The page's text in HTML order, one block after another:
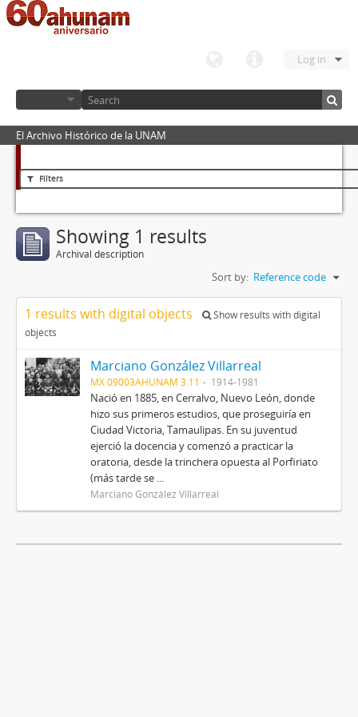
Log in
El Archivo Histórico de la UNAM
Filters
Showing 1 results
Archival description
Sort by: Reference code
1 results with digital objects
Show results with digital
objects
Marciano González Villarreal
MX 09003AHUNAM 3.11 1914-1981
Nació en 1885, en Cerralvo, Nuevo León, donde
hizo sus primeros estudios, que proseguiría en
Ciudad Victoria, Tamaulipas. En su juventud
ejerció la docencia y comenzó a practicar la
oratoria, desde la trinchera opuesta al Porfiriato
(más tarde se ...
Marciano González Villarreal